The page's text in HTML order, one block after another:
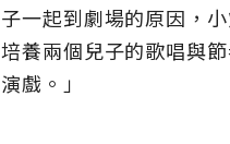
子一起到劇場的原因，
培養兩個兒子的歌唱與
演戲。」